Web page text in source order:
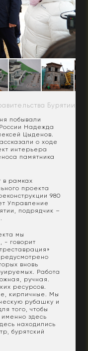
Бурятии
побывали
Надежда
Цыденов.
о ходе
интерьера
памятника
в рамках
проекта
980
Управление
подрядчик –
мы
- говорит
вновь
Работа
ручная.
ресурсов.
кирпичные. Мы
рубашку и
того, чтобы
здесь
находились
бурятский